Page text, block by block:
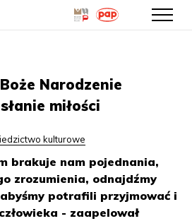
treści
Narodzenie
miłości
kulturowe
brakuje nam pojednania,
zrozumienia, odnajdźmy
abyśmy potrafili przyjmować i
- zaapelował